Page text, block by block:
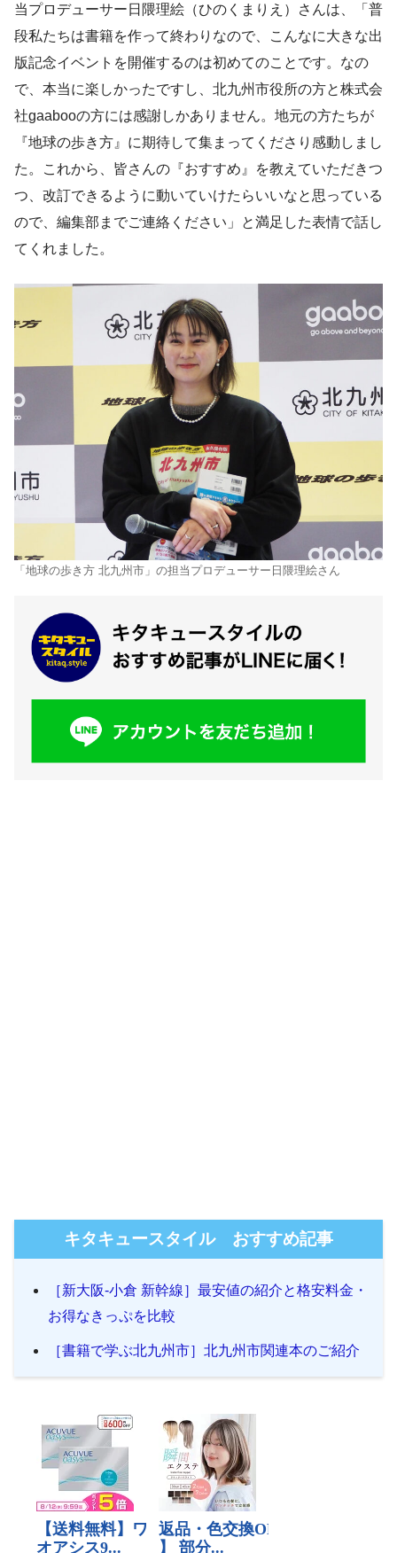
当プロデューサー日隈理絵（ひのくまりえ）さんは、「普
段私たちは書籍を作って終わりなので、こんなに大きな出
版記念イベントを開催するのは初めてのことです。なの
で、本当に楽しかったですし、北九州市役所の方と株式会
社gaabooの方には感謝しかありません。地元の方たちが
『地球の歩き⽅』に期待して集まってくださり感動しまし
た。これから、皆さんの『おすすめ』を教えていただきつ
つ、改訂できるように動いていけたらいいなと思っている
ので、編集部までご連絡ください」と満足した表情で話し
てくれました。
「地球の歩き⽅ 北九州市」の担当プロデューサー⽇隈理絵さん
キタキュースタイル おすすめ記事
［新大阪-小倉 新幹線］最安値の紹介と格安料金・
お得なきっぷを比較
［書籍で学ぶ北九州市］北九州市関連本のご紹介